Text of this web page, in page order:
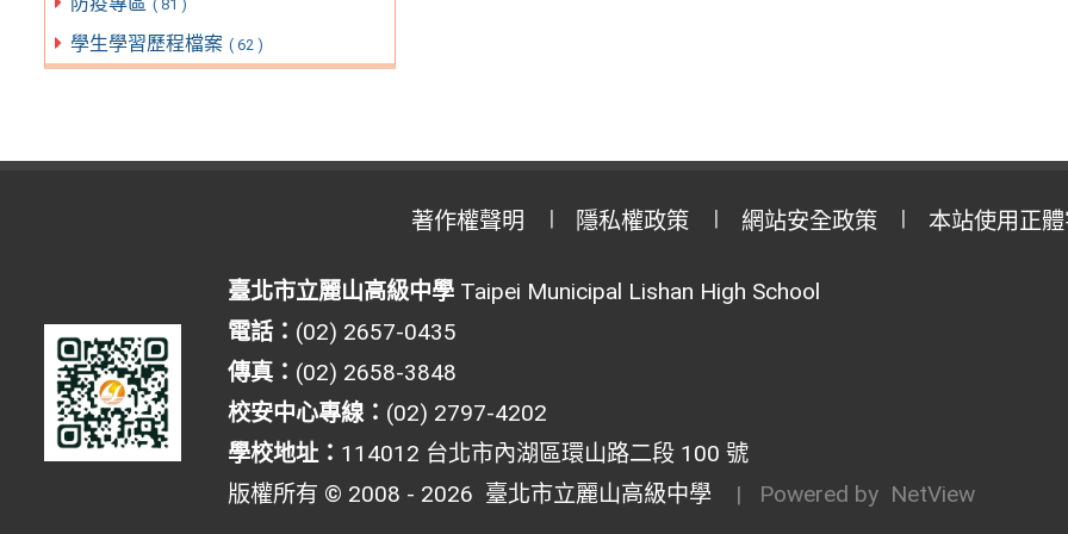
( 81 )
學生學習歷程檔案 ( 62 )
著作權聲明 隱私權政策 網站安全政策 本站使用正
臺北市立麗山高級中學Taipei Municipal Lishan High School
電話： (02) 2657-0435
傳真： (02) 2658-3848
校安中心專線： (02) 2797-4202
學校地址： 114012 台北市內湖區環山路二段 100 號
版權所有 © 2008 - 2026 臺北市立麗山高級中學 | Powered by NetView